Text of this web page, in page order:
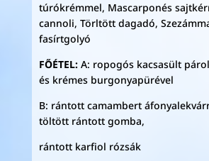
túrókrémmel, Mascarponés
cannoli, Törltött dagadó,
fasírtgolyó
FŐÉTEL:A: ropogós kacsasült
és krémes burgonyapürével
B: rántott camambert
töltött rántott gomba,
rántott karfiol rózsák